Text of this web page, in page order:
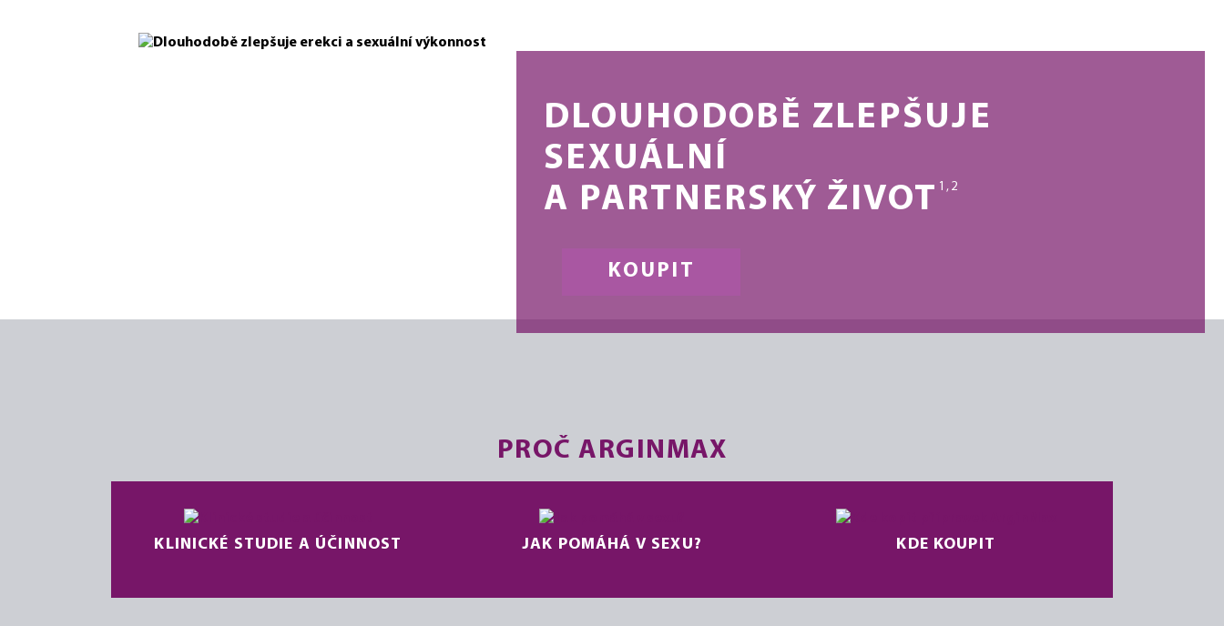
DLOUHODOBĚ ZLEPŠUJE
SEXUÁLNÍ
A PARTNERSKÝ ŽIVOT 1,2
KOUPIT
PROČ ARGINMAX
KLINICKÉ STUDIE A ÚČINNOST JAK POMÁHÁ V SEXU? KDE KOUPIT